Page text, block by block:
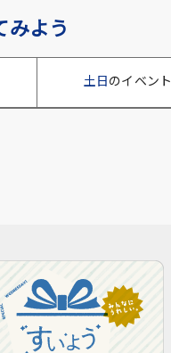
みよう
土日のイベント